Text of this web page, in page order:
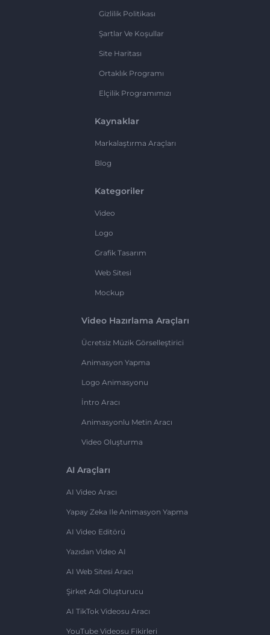
Gizlilik Politikası
Şartlar Ve Koşullar
Site Haritası
Ortaklık Programı
Elçilik Programımızı
Kaynaklar
Markalaştırma Araçları
Blog
Kategoriler
Video
Logo
Grafik Tasarım
Web Sitesi
Mockup
Video Hazırlama Araçları
Ücretsiz Müzik Görselleştirici
Animasyon Yapma
Logo Animasyonu
İntro Aracı
Animasyonlu Metin Aracı
Video Oluşturma
AI Araçları
AI Video Aracı
Yapay Zeka Ile Animasyon Yapma
AI Video Editörü
Yazıdan Video AI
AI Web Sitesi Aracı
Şirket Adı Oluşturucu
AI TikTok Videosu Aracı
YouTube Videosu Fikirleri